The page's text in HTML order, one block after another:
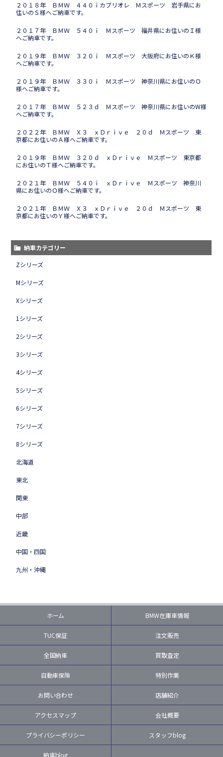
２０１８年 ＢＭＷ ４４０ｉカブリオレ Ｍスポーツ 岩手県にお
住いのＳ様へご納車です。
２０１７年 ＢＭＷ ５４０ｉ Ｍスポーツ 福井県にお住いのＩ様
へご納車です。
２０１９年 ＢＭＷ ３２０ｉ Ｍスポーツ 大阪府にお住いのＫ様
へご納車です。
２０１９年 ＢＭＷ ３３０ｉ Ｍスポーツ 神奈川県にお住いのＯ
様へご納車です。
２０１７年 ＢＭＷ ５２３ｄ Ｍスポーツ 神奈川県にお住いのW様
へご納車です。
２０２２年 ＢＭＷ Ｘ３ ｘＤｒｉｖｅ ２０ｄ Ｍスポーツ 東
京都にお住いのＡ様へご納車です。
２０１９年 ＢＭＷ ３２０ｄ ｘＤｒｉｖｅ Ｍスポーツ 東京都
にお住いのＴ様へご納車です。
２０２１年 ＢＭＷ ５４０ｉ ｘＤｒｉｖｅ Ｍスポーツ 神奈川
県にお住いのＯ様へご納車です。
２０２１年 ＢＭＷ Ｘ３ ｘＤｒｉｖｅ ２０ｄ Ｍスポーツ 東
京都にお住いのＹ様へご納車です。
納車カテゴリー
Zシリーズ
Mシリーズ
Xシリーズ
1シリーズ
2シリーズ
3シリーズ
4シリーズ
5シリーズ
6シリーズ
7シリーズ
8シリーズ
北海道
東北
関東
中部
近畿
中国・四国
九州・沖縄
ホーム BMW在庫車情報
TUC保証 注文販売
全国納車 買取査定
自動車保険 特別作業
お問い合わせ 店舗紹介
アクセスマップ 会社概要
プライバシーポリシー スタッフblog
納車blog